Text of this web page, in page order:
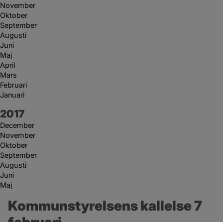
November
Oktober
September
Augusti
Juni
Maj
April
Mars
Februari
Januari
År:
2017
December
November
Oktober
September
Augusti
Juni
Maj
Kommunstyrelsens kallelse 7